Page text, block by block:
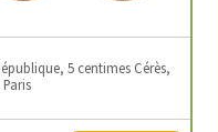
5 centimes Cérès,
Paris